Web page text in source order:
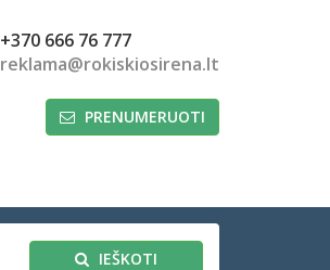
+370 666 76 777
reklama@rokiskiosirena.lt
PRENUMERUOTI
IEŠKOTI